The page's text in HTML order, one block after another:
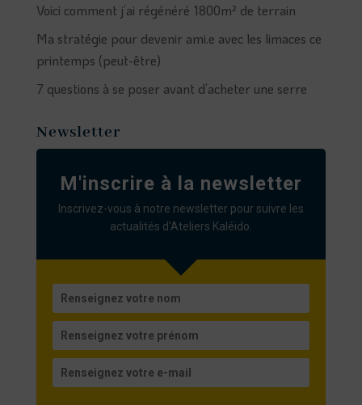
Voici comment j’ai régénéré 1800m² de terrain
Ma stratégie pour devenir ami.e avec les limaces ce
printemps (peut-être)
7 questions à se poser avant d’acheter une serre
Newsletter
M'inscrire à la newsletter
Inscrivez-vous à notre newsletter pour suivre les
actualités d'Ateliers Kaléido.